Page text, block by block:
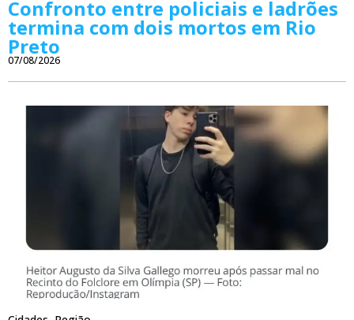
Confronto entre policiais e ladrões
termina com dois mortos em Rio
Preto
07/08/2026